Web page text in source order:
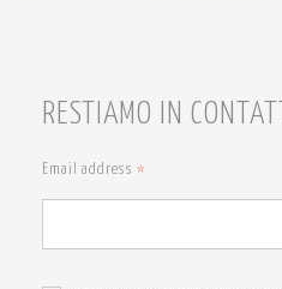
RESTIAMO IN
Email address *